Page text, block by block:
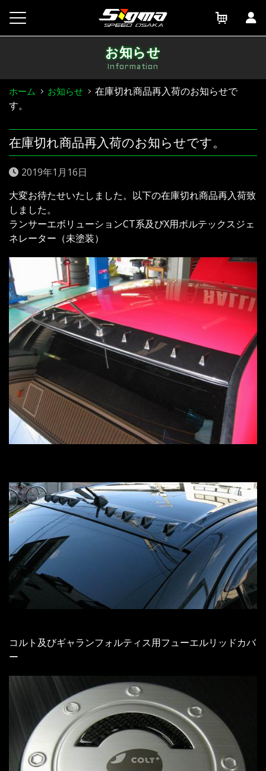
content
お知らせ
Information
ホーム お知らせ
在庫切れ商品再入荷のお知らせで
す。
在庫切れ商品再入荷のお知らせです。
2019年1月16日
大変お待たせいたしました。以下の在庫切れ商品再入荷致
しました。
ランサーエボリューションCT系及びX用ボルテックスジェ
ネレーター（未塗装）
コルト及びギャランフォルティス用フューエルリッドカバ
ー